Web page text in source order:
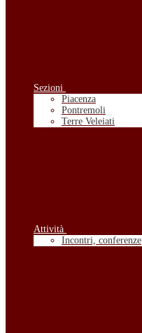
Sezioni
Piacenza
Pontremoli
Terre Veleiati
Attività
Incontri, conferenze